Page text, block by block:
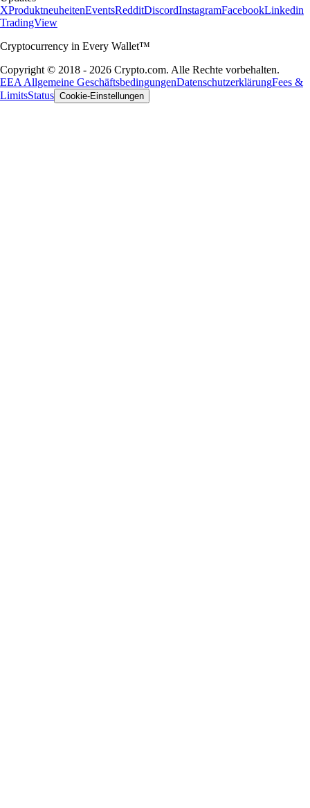
XProduktneuheitenEventsRedditDiscordInstagramFacebookLinkedin
TradingView
Cryptocurrency in Every Wallet™
Copyright © 2018 - 2026 Crypto.com. Alle Rechte vorbehalten.
EEA Allgemeine GeschäftsbedingungenDatenschutzerklärungFees &
LimitsStatus Cookie-Einstellungen